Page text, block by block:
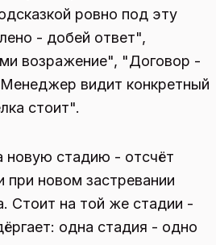
ровно под эту
- добей ответ",
возражение", "Договор -
видит конкретный
стоит".
новую стадию - отсчёт
при новом застревании
Стоит на той же стадии -
одна стадия - одно